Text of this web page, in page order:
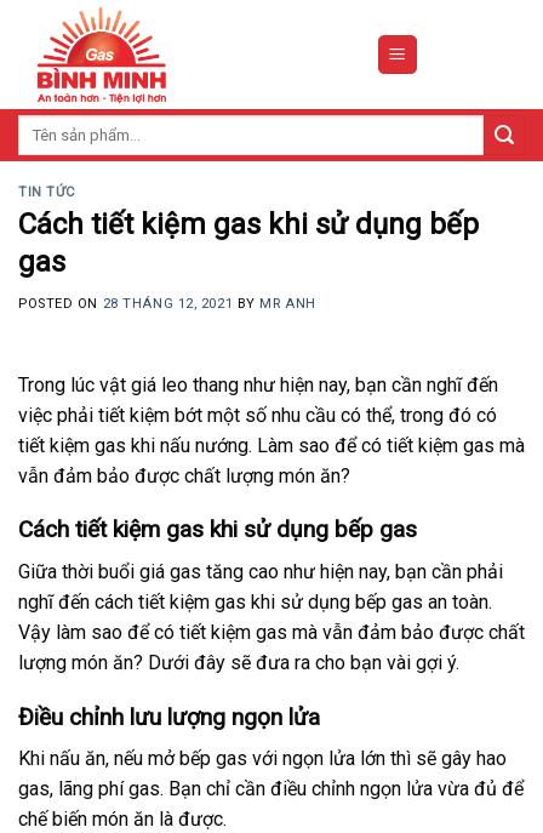
content
TIN TỨC
Cách tiết kiệm gas khi sử dụng bếp
gas
POSTED ON 28 THÁNG 12, 2021 BY MR ANH
Trong lúc vật giá leo thang như hiện nay, bạn cần nghĩ đến
việc phải tiết kiệm bớt một số nhu cầu có thể, trong đó có
tiết kiệm gas khi nấu nướng. Làm sao để có tiết kiệm gas mà
vẫn đảm bảo được chất lượng món ăn?
Cách tiết kiệm gas khi sử dụng bếp gas
Giữa thời buổi giá gas tăng cao như hiện nay, bạn cần phải
nghĩ đến cách tiết kiệm gas khi sử dụng bếp gas an toàn.
Vậy làm sao để có tiết kiệm gas mà vẫn đảm bảo được chất
lượng món ăn? Dưới đây sẽ đưa ra cho bạn vài gợi ý.
Điều chỉnh lưu lượng ngọn lửa
Khi nấu ăn, nếu mở bếp gas với ngọn lửa lớn thì sẽ gây hao
gas, lãng phí gas. Bạn chỉ cần điều chỉnh ngọn lửa vừa đủ để
chế biến món ăn là được.